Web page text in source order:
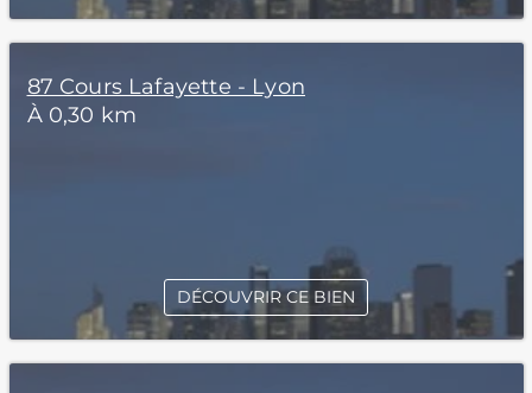
87 Cours Lafayette - Lyon
À 0,30 km
DÉCOUVRIR CE BIEN